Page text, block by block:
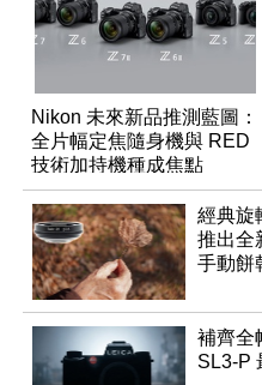
Nikon 未來新品推測藍圖：
全片幅定焦隨身機與 RED
技術加持機種成焦點
經典旋
推出全
手動餅
補齊全
SL3-P